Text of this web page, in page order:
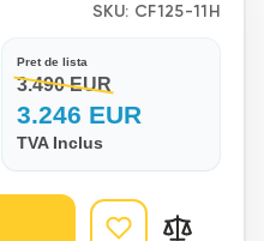
SKU: CF125-11H
Pret de lista
3.490 EUR
3.246 EUR
TVA Inclus